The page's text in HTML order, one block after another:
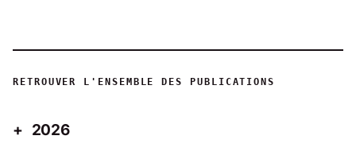
RETROUVER L'ENSEMBLE DES PUBLICATIONS
2026